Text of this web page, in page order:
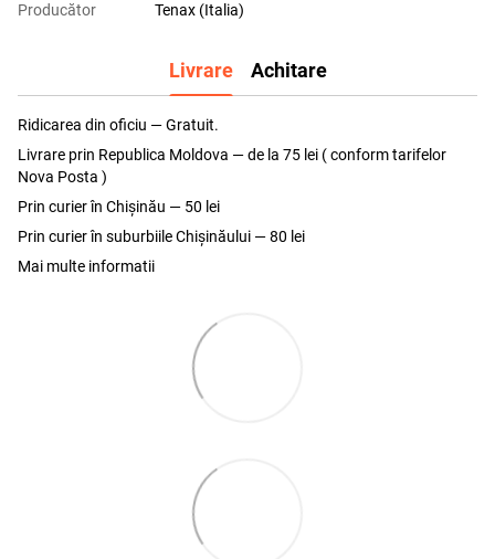
Producător
Tenax (Italia)
Livrare Achitare
Ridicarea din oficiu — Gratuit.
Livrare prin Republica Moldova — de la 75 lei ( conform tarifelor
Nova Posta )
Prin curier în Chișinău — 50 lei
Prin curier în suburbiile Chişinăului — 80 lei
Mai multe informatii